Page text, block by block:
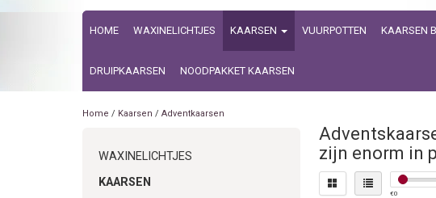
HOME WAXINELICHTJES KAARSEN VUURPOTTEN KAARSEN
DRUIPKAARSEN NOODPAKKET KAARSEN
Home / Kaarsen / Adventkaarsen
WAXINELICHTJES
KAARSEN
zijn enorm in
€0